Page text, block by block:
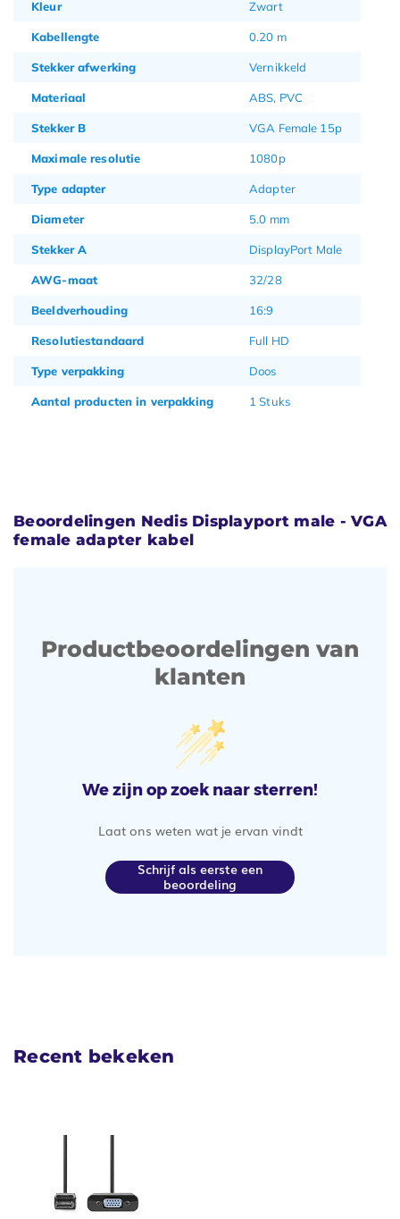
Kleur Zwart
Kabellengte 0.20 m
Stekker afwerking Vernikkeld
Materiaal ABS, PVC
Stekker B VGA Female 15p
Maximale resolutie 1080p
Type adapter Adapter
Diameter 5.0 mm
Stekker A DisplayPort Male
AWG-maat 32/28
Beeldverhouding 16:9
Resolutiestandaard Full HD
Type verpakking Doos
Aantal producten in verpakking 1 Stuks
Beoordelingen Nedis Displayport male - VGA
female adapter kabel
Productbeoordelingen van
klanten
We zijn op zoek naar sterren!
Laat ons weten wat je ervan vindt
Schrijf als eerste een
beoordeling
Recent bekeken